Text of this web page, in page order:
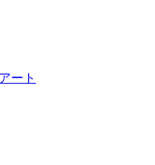
ート